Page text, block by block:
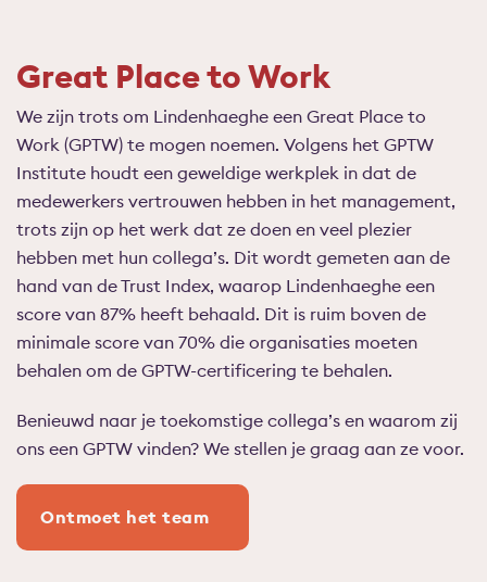
Great Place to Work
We zijn trots om Lindenhaeghe een Great Place to
Work (GPTW) te mogen noemen. Volgens het GPTW
Institute houdt een geweldige werkplek in dat de
medewerkers vertrouwen hebben in het management,
trots zijn op het werk dat ze doen en veel plezier
hebben met hun collega’s. Dit wordt gemeten aan de
hand van de Trust Index, waarop Lindenhaeghe een
score van 87% heeft behaald. Dit is ruim boven de
minimale score van 70% die organisaties moeten
behalen om de GPTW-certificering te behalen.
Benieuwd naar je toekomstige collega’s en waarom zij
ons een GPTW vinden? We stellen je graag aan ze voor.
Ontmoet het team